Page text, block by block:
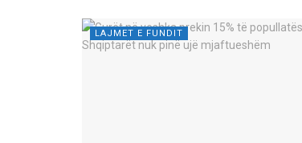
LAJMET E FUNDIT